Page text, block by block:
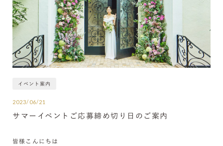
イベント案内
2023/06/21
サマーイベントご応募締め切り日のご案内
皆様こんにちは